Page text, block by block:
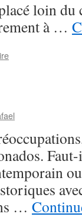
loin du
à …
…